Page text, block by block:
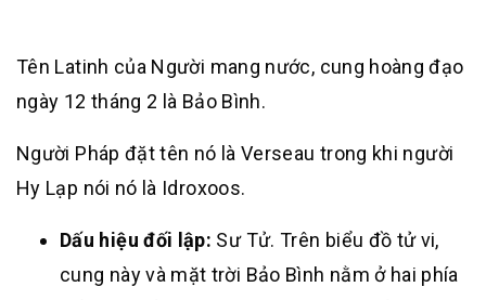
Tên Latinh của Người mang nước, cung hoàng đạo
ngày 12 tháng 2 là Bảo Bình.
Người Pháp đặt tên nó là Verseau trong khi người
Hy Lạp nói nó là Idroxoos.
Dấu hiệu đối lập: Sư Tử. Trên biểu đồ tử vi,
cung này và mặt trời Bảo Bình nằm ở hai phía